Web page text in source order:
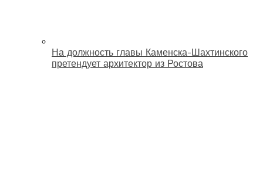
На должность главы Каменска-Шахтинского
претендует архитектор из Ростова